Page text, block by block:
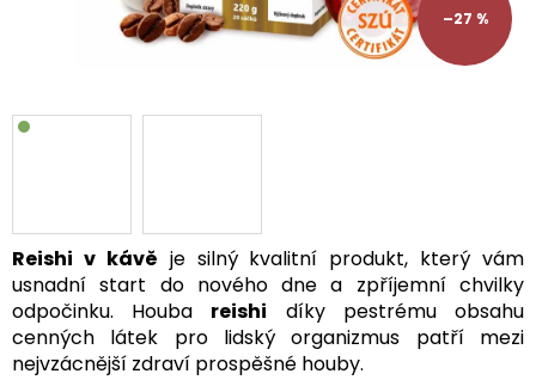
–27 %
Reishi v kávě je silný kvalitní produkt, který vám
usnadní start do nového dne a zpříjemní chvilky
odpočinku. Houba reishi díky pestrému obsahu
cenných látek pro lidský organizmus patří mezi
nejvzácnější zdraví prospěšné houby.